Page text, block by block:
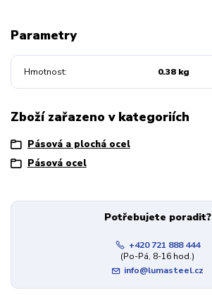
Parametry
Hmotnost 0.38 kg
Zboží zařazeno v kategoriích
Pásová a plochá ocel
Pásová ocel
Potřebujete poradit?
+420 721 888 444
(Po-Pá, 8-16 hod.)
info@lumasteel.cz